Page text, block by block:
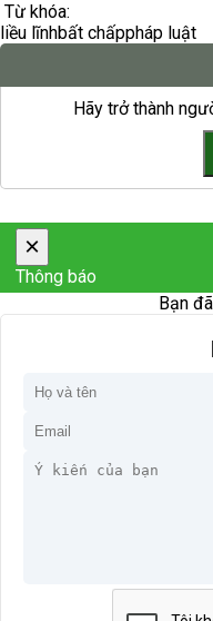
Từ khóa:
liều lĩnhbất chấppháp luật
Hãy trở thành
×
Thông báo
Bạn